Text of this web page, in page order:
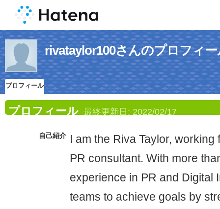
rivataylor100さんのプロフィー
プロフィール
プロフィール 最終更新日: 2022/02/17
自己紹介 I am the Riva Taylor,
PR consultant. With more
experience in PR and Digital
teams to achieve goals by